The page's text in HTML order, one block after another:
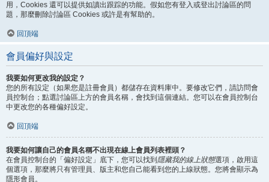
用，Cookies 還可以提供如讀出跟踪的功能。假如您有登入或登出討論區的問
題，那麼刪除討論區 Cookies 或許是有幫助的。
回頂端
會員偏好與設定
我要如何更改我的設定？
您的所有設定（如果您是註冊會員）都儲存在資料庫中。要修改它們，請訪問會
員控制台；點選討論區上方的會員名稱，會找到這個連結。您可以在會員控制台
中更改您的各種偏好設定。
回頂端
我要如何讓自己的會員名稱不出現在線上會員列表裡頭？
在會員控制台的「偏好設定」底下，您可以找到 隱藏我的線上狀態選項，啟用這
個選項，那麼將只有管理員、版主和您自己能看到您的上線狀態。您將會顯示為
隱形會員。